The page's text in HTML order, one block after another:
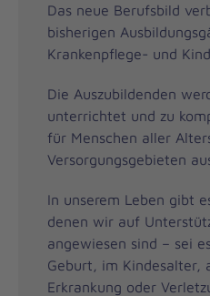
Das neue Berufsbild
bisherigen
Krankenpflege- und
Die Auszubildenden
unterrichtet und zu
für Menschen aller
Versorgungsgebieten
In unserem Leben gibt
denen wir auf
angewiesen sind – sei
Geburt, im Kindesalter,
Erkrankung oder